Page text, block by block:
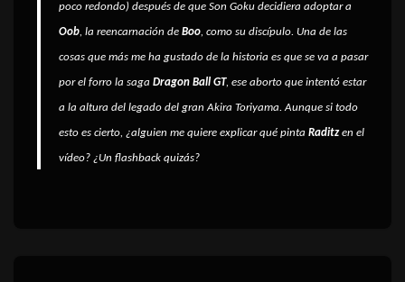
poco redondo) después de que Son Goku decidiera adoptar a
Oob, la reencarnación de Boo, como su discípulo. Una de las
cosas que más me ha gustado de la historia es que se va a pasar
por el forro la saga Dragon Ball GT, ese aborto que intentó estar
a la altura del legado del granAkira Toriyama. Aunque si todo
esto es cierto, ¿alguien me quiere explicar qué pinta Raditzen el
vídeo? ¿Un flashback quizás?